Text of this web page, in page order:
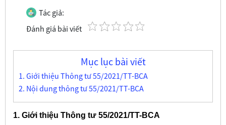
Tác giả:
Đánh giá bài viết
Mục lục bài viết
1. Giới thiệu Thông tư 55/2021/TT-BCA
2. Nội dung thông tư 55/2021/TT-BCA
1. Giới thiệu Thông tư 55/2021/TT-BCA